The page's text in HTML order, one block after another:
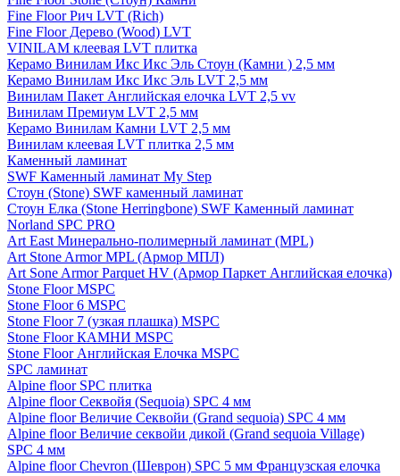
Fine Floor Рич LVT (Rich)
Fine Floor Дерево (Wood) LVT
VINILAM клеевая LVT плитка
Керамо Винилам Икс Икс Эль Стоун (Камни ) 2,5 мм
Керамо Винилам Икс Икс Эль LVT 2,5 мм
Винилам Пакет Английская елочка LVT 2,5 vv
Винилам Премиум LVT 2,5 мм
Керамо Винилам Камни LVT 2,5 мм
Винилам клеевая LVT плитка 2,5 мм
Каменный ламинат
SWF Каменный ламинат My Step
Стоун (Stone) SWF каменный ламинат
Стоун Елка (Stone Herringbone) SWF Каменный ламинат
Norland SPC PRO
Art East Минерально-полимерный ламинат (MPL)
Art Stone Armor MPL (Армор МПЛ)
Art Sone Armor Parquet HV (Армор Паркет Английская елочка)
Stone Floor MSPC
Stone Floor 6 MSPC
Stone Floor 7 (узкая плашка) MSPC
Stone Floor КАМНИ MSPC
Stone Floor Английская Елочка MSPC
SPC ламинат
Alpine floor SPC плитка
Alpine floor Секвойя (Sequoia) SPC 4 мм
Alpine floor Величие Секвойи (Grand sequoia) SPC 4 мм
Alpine floor Величие секвойи дикой (Grand sequoia Village)
SPC 4 мм
Alpine floor Chevron (Шеврон) SPC 5 мм Французская елочка